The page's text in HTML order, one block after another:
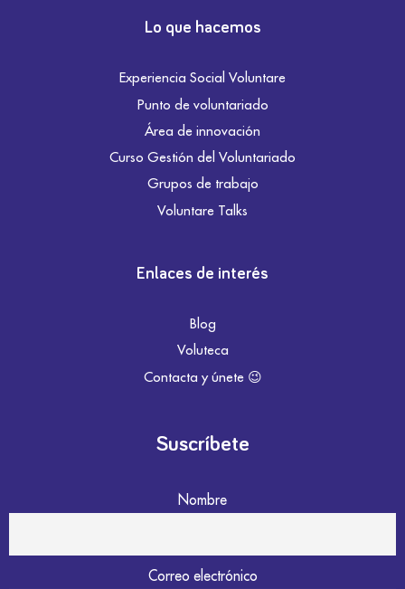
Lo que hacemos
Experiencia Social Voluntare
Punto de voluntariado
Área de innovación
Curso Gestión del Voluntariado
Grupos de trabajo
Voluntare Talks
Enlaces de interés
Blog
Voluteca
Contacta y únete 😉
Suscríbete
Nombre
Correo electrónico